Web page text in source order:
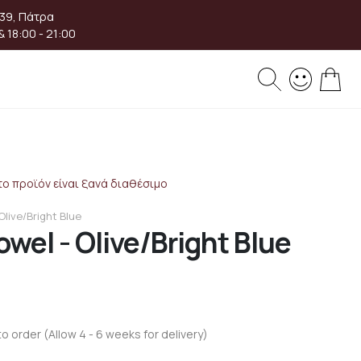
Πάτρα
18:00 - 21:00
- Olive/Bright Blue
Bright Blue
order (Allow 4 - 6 weeks for delivery)
προϊόν είναι ξανά διαθέσιμο